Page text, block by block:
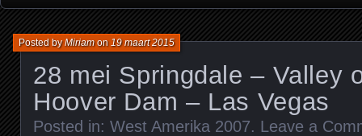
28 mei Springdale – Valley
Hoover Dam – Las Vegas
Posted byMiriamon19 maart 2015
Posted in: West Amerika 2007. Leave a